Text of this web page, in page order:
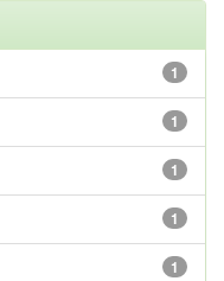
1
1
1
1
1